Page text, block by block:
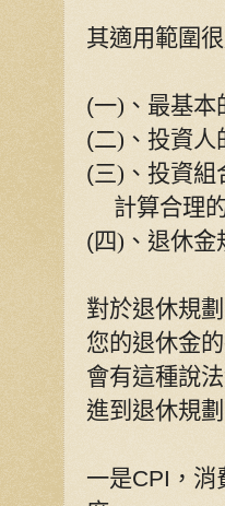
其適用範圍
(一) 、 最基本
(二) 、 投資人
(三) 、投資
計算合理
(四) 、 退休金
對於退休規
您的退休金
會有這種說
進到退休規
一是CPI ，